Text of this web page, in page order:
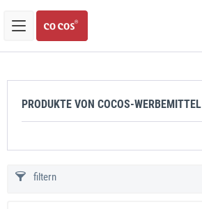
PRODUKTE VON COCOS-WERBEMITTEL
filtern